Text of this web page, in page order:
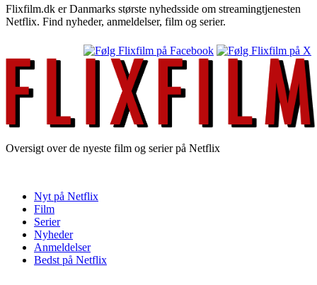
Flixfilm.dk er Danmarks største nyhedsside om streamingtjenesten
Netflix. Find nyheder, anmeldelser, film og serier.
Oversigt over de nyeste film og serier på Netflix
Nyt på Netflix
Film
Serier
Nyheder
Anmeldelser
Bedst på Netflix